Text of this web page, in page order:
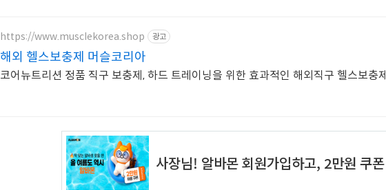
https://www.musclekorea.shop 광고
해외 헬스보충제 머슬코리아
코어뉴트리션 정품 직구 보충제, 하드 트레이닝을 위한 효과적인 해외직구 헬스보충제